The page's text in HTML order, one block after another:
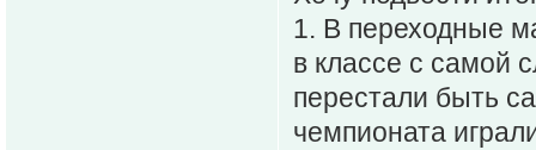
1. В переходные
в классе с самой
перестали быть
чемпионата